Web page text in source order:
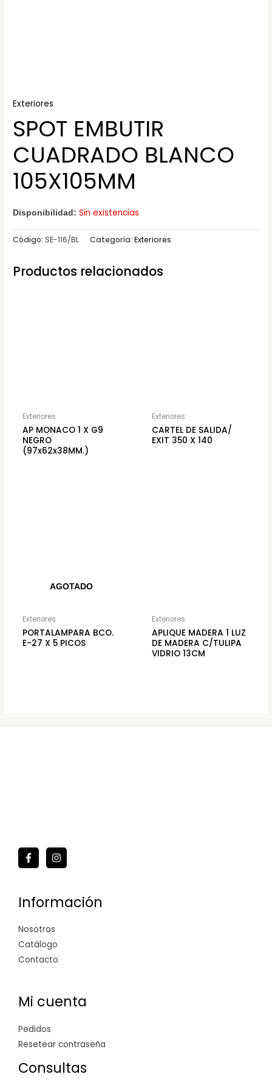
Exteriores
SPOT EMBUTIR
CUADRADO BLANCO
105X105MM
Disponibilidad: Sin existencias
Código:SE-116/BL Categoría:Exteriores
Productos relacionados
Exteriores
AP MONACO 1 X G9
NEGRO
(97x62x38MM.)
Exteriores
CARTEL DE SALIDA/
EXIT 350 X 140
AGOTADO
Exteriores
PORTALAMPARA BCO.
E-27 X 5 PICOS
Exteriores
APLIQUE MADERA 1 LUZ
DE MADERA C/TULIPA
VIDRIO 13CM
Información
Nosotros
Catálogo
Contacto
Mi cuenta
Pedidos
Resetear contraseña
Consultas